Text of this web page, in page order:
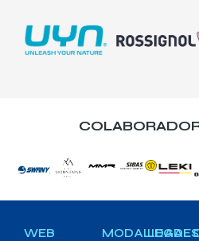
WEB MODALIDADES
LEGAL